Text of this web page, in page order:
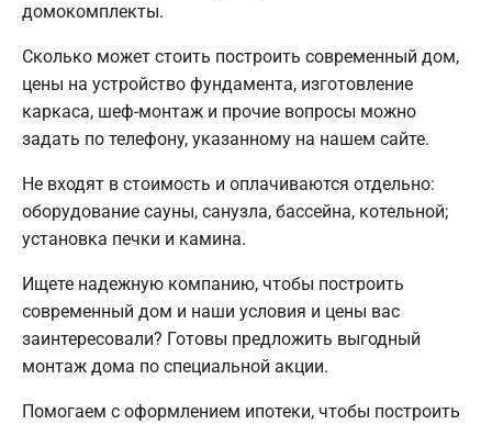
домокомплекты.
Сколько может стоить построить современный дом,
цены на устройство фундамента, изготовление
каркаса, шеф-монтаж и прочие вопросы можно
задать по телефону, указанному на нашем сайте.
Не входят в стоимость и оплачиваются отдельно:
оборудование сауны, санузла, бассейна, котельной;
установка печки и камина.
Ищете надежную компанию, чтобы построить
современный дом и наши условия и цены вас
заинтересовали? Готовы предложить выгодный
монтаж дома по специальной акции.
Помогаем с оформлением ипотеки, чтобы построить